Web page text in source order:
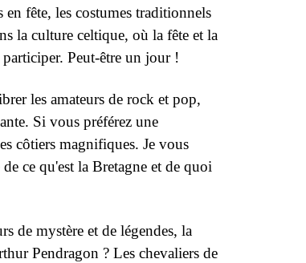
fête, les costumes traditionnels
la culture celtique, où la fête et la
Peut-être un jour !
les amateurs de rock et pop,
Si vous préférez une
côtiers magnifiques. Je vous
ce qu'est la Bretagne et de quoi
de mystère et de légendes, la
Pendragon ? Les chevaliers de